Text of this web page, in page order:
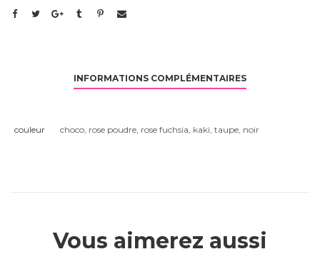
INFORMATIONS COMPLÉMENTAIRES
couleur choco, rose poudre, rose fuchsia, kaki, taupe, noir
Vous aimerez aussi